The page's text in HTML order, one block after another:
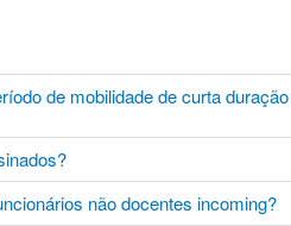
de mobilidade de curta
não docentes incoming?